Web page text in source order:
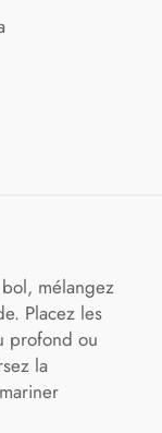
mélangez
Placez les
profond ou
la